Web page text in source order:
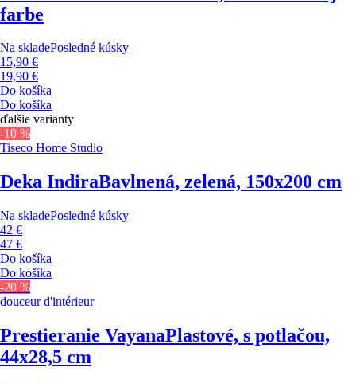
farbe
Na skladePosledné kúsky
15,90 €
19,90 €
Do košíka
Do košíka
ďalšie varianty
-10 %
Tiseco Home Studio
Deka IndiraBavlnená, zelená, 150x200 cm
Na skladePosledné kúsky
42 €
47 €
Do košíka
Do košíka
-20 %
douceur d'intérieur
Prestieranie VayanaPlastové, s potlačou,
44x28,5 cm